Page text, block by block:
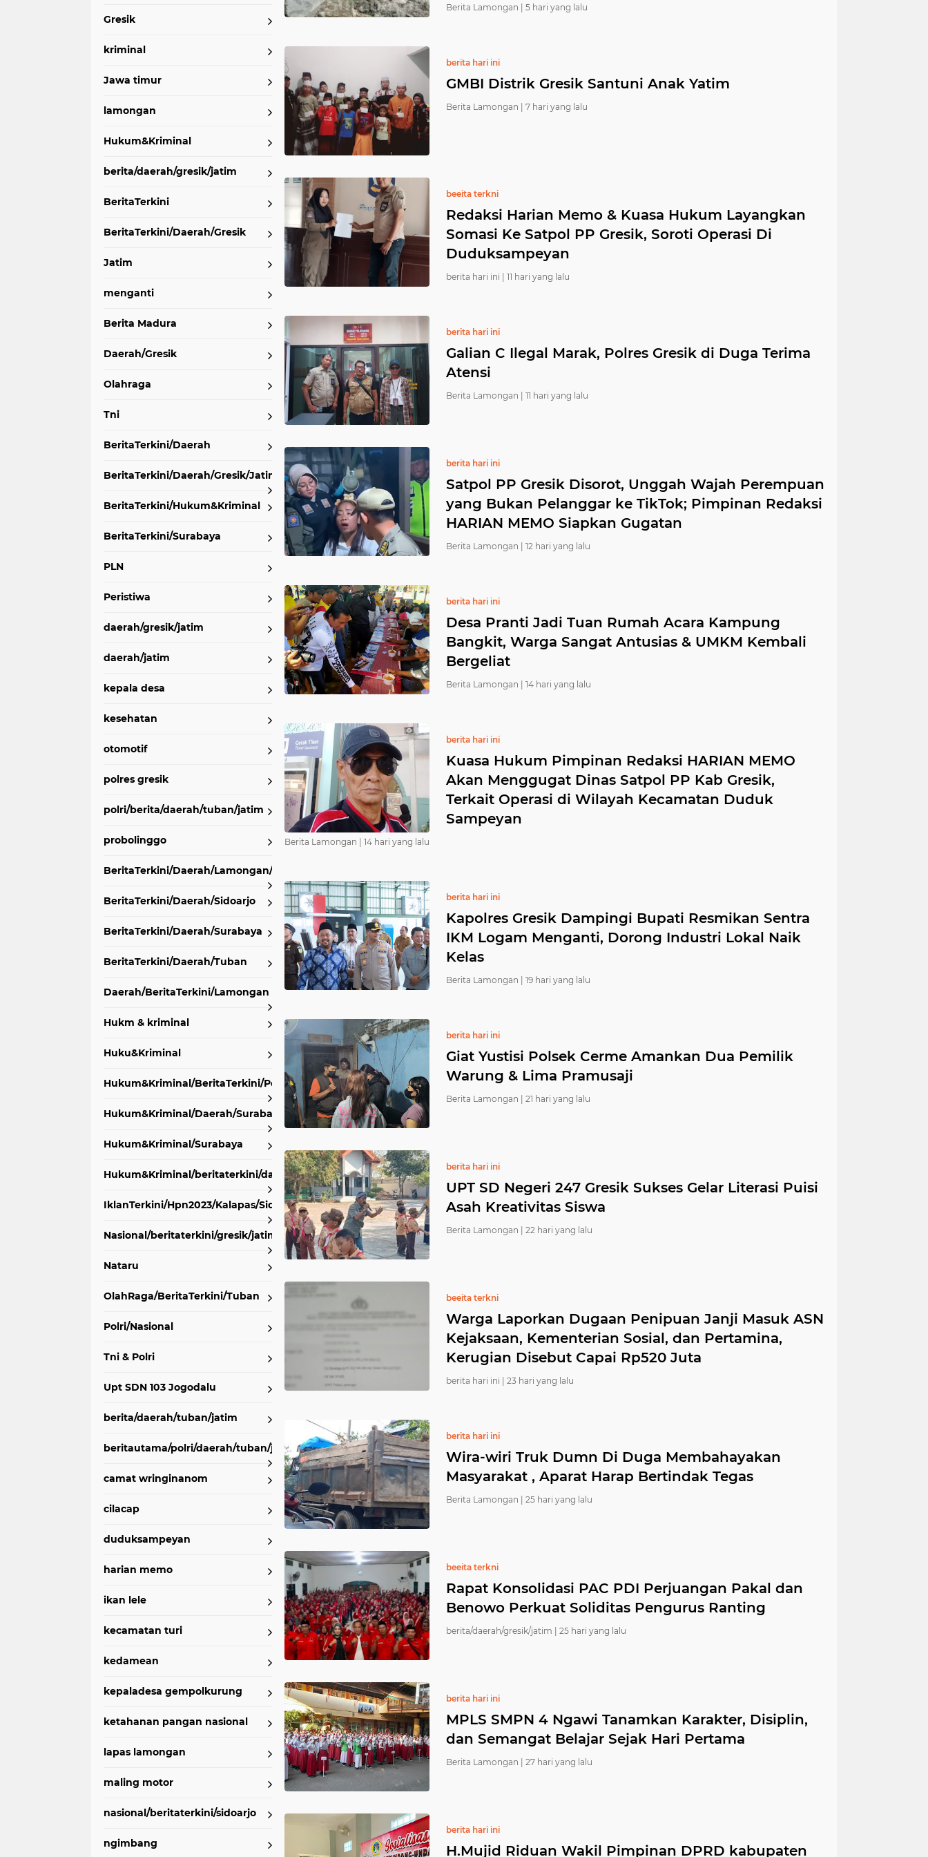
Gresik
kriminal
Jawa timur
lamongan
Hukum&Kriminal
berita/daerah/gresik/jatim
BeritaTerkini
BeritaTerkini/Daerah/Gresik
Jatim
menganti
Berita Madura
Daerah/Gresik
Olahraga
Tni
BeritaTerkini/Daerah
BeritaTerkini/Daerah/Gresik/Jatim
BeritaTerkini/Hukum&Kriminal
BeritaTerkini/Surabaya
PLN
Peristiwa
daerah/gresik/jatim
daerah/jatim
kepala desa
kesehatan
otomotif
polres gresik
polri/berita/daerah/tuban/jatim
probolinggo
BeritaTerkini/Daerah/Lamongan/Jatim
BeritaTerkini/Daerah/Sidoarjo
BeritaTerkini/Daerah/Surabaya
BeritaTerkini/Daerah/Tuban
Daerah/BeritaTerkini/Lamongan
Hukm & kriminal
Huku&Kriminal
Hukum&Kriminal/BeritaTerkini/PoldaJatim
Hukum&Kriminal/Daerah/Surabaya
Hukum&Kriminal/Surabaya
Hukum&Kriminal/beritaterkini/daerah/tuban/jatim
IklanTerkini/Hpn2023/Kalapas/Sidoarjo/Jatim
Nasional/beritaterkini/gresik/jatim
Nataru
OlahRaga/BeritaTerkini/Tuban
Polri/Nasional
Tni & Polri
Upt SDN 103 Jogodalu
berita/daerah/tuban/jatim
beritautama/polri/daerah/tuban/jatim
camat wringinanom
cilacap
duduksampeyan
harian memo
ikan lele
kecamatan turi
kedamean
kepaladesa gempolkurung
ketahanan pangan nasional
lapas lamongan
maling motor
nasional/beritaterkini/sidoarjo
ngimbang
Berita Lamongan | 5 hari yang lalu
berita hari ini
GMBI Distrik Gresik Santuni Anak Yatim
Berita Lamongan | 7 hari yang lalu
beeita terkni
Redaksi Harian Memo & Kuasa Hukum Layangkan
Somasi Ke Satpol PP Gresik, Soroti Operasi Di
Duduksampeyan
berita hari ini | 11 hari yang lalu
berita hari ini
Galian C Ilegal Marak, Polres Gresik di Duga Terima
Atensi
Berita Lamongan | 11 hari yang lalu
berita hari ini
Satpol PP Gresik Disorot, Unggah Wajah Perempuan
yang Bukan Pelanggar ke TikTok; Pimpinan Redaksi
HARIAN MEMO Siapkan Gugatan
Berita Lamongan | 12 hari yang lalu
berita hari ini
Desa Pranti Jadi Tuan Rumah Acara Kampung
Bangkit, Warga Sangat Antusias & UMKM Kembali
Bergeliat
Berita Lamongan | 14 hari yang lalu
berita hari ini
Kuasa Hukum Pimpinan Redaksi HARIAN MEMO
Akan Menggugat Dinas Satpol PP Kab Gresik,
Terkait Operasi di Wilayah Kecamatan Duduk
Sampeyan
Berita Lamongan | 14 hari yang lalu
berita hari ini
Kapolres Gresik Dampingi Bupati Resmikan Sentra
IKM Logam Menganti, Dorong Industri Lokal Naik
Kelas
Berita Lamongan | 19 hari yang lalu
berita hari ini
Giat Yustisi Polsek Cerme Amankan Dua Pemilik
Warung & Lima Pramusaji
Berita Lamongan | 21 hari yang lalu
berita hari ini
UPT SD Negeri 247 Gresik Sukses Gelar Literasi Puisi
Asah Kreativitas Siswa
Berita Lamongan | 22 hari yang lalu
beeita terkni
Warga Laporkan Dugaan Penipuan Janji Masuk ASN
Kejaksaan, Kementerian Sosial, dan Pertamina,
Kerugian Disebut Capai Rp520 Juta
berita hari ini | 23 hari yang lalu
berita hari ini
Wira-wiri Truk Dumn Di Duga Membahayakan
Masyarakat , Aparat Harap Bertindak Tegas
Berita Lamongan | 25 hari yang lalu
beeita terkni
Rapat Konsolidasi PAC PDI Perjuangan Pakal dan
Benowo Perkuat Soliditas Pengurus Ranting
berita/daerah/gresik/jatim | 25 hari yang lalu
berita hari ini
MPLS SMPN 4 Ngawi Tanamkan Karakter, Disiplin,
dan Semangat Belajar Sejak Hari Pertama
Berita Lamongan | 27 hari yang lalu
berita hari ini
H.Mujid Riduan Wakil Pimpinan DPRD kabupaten